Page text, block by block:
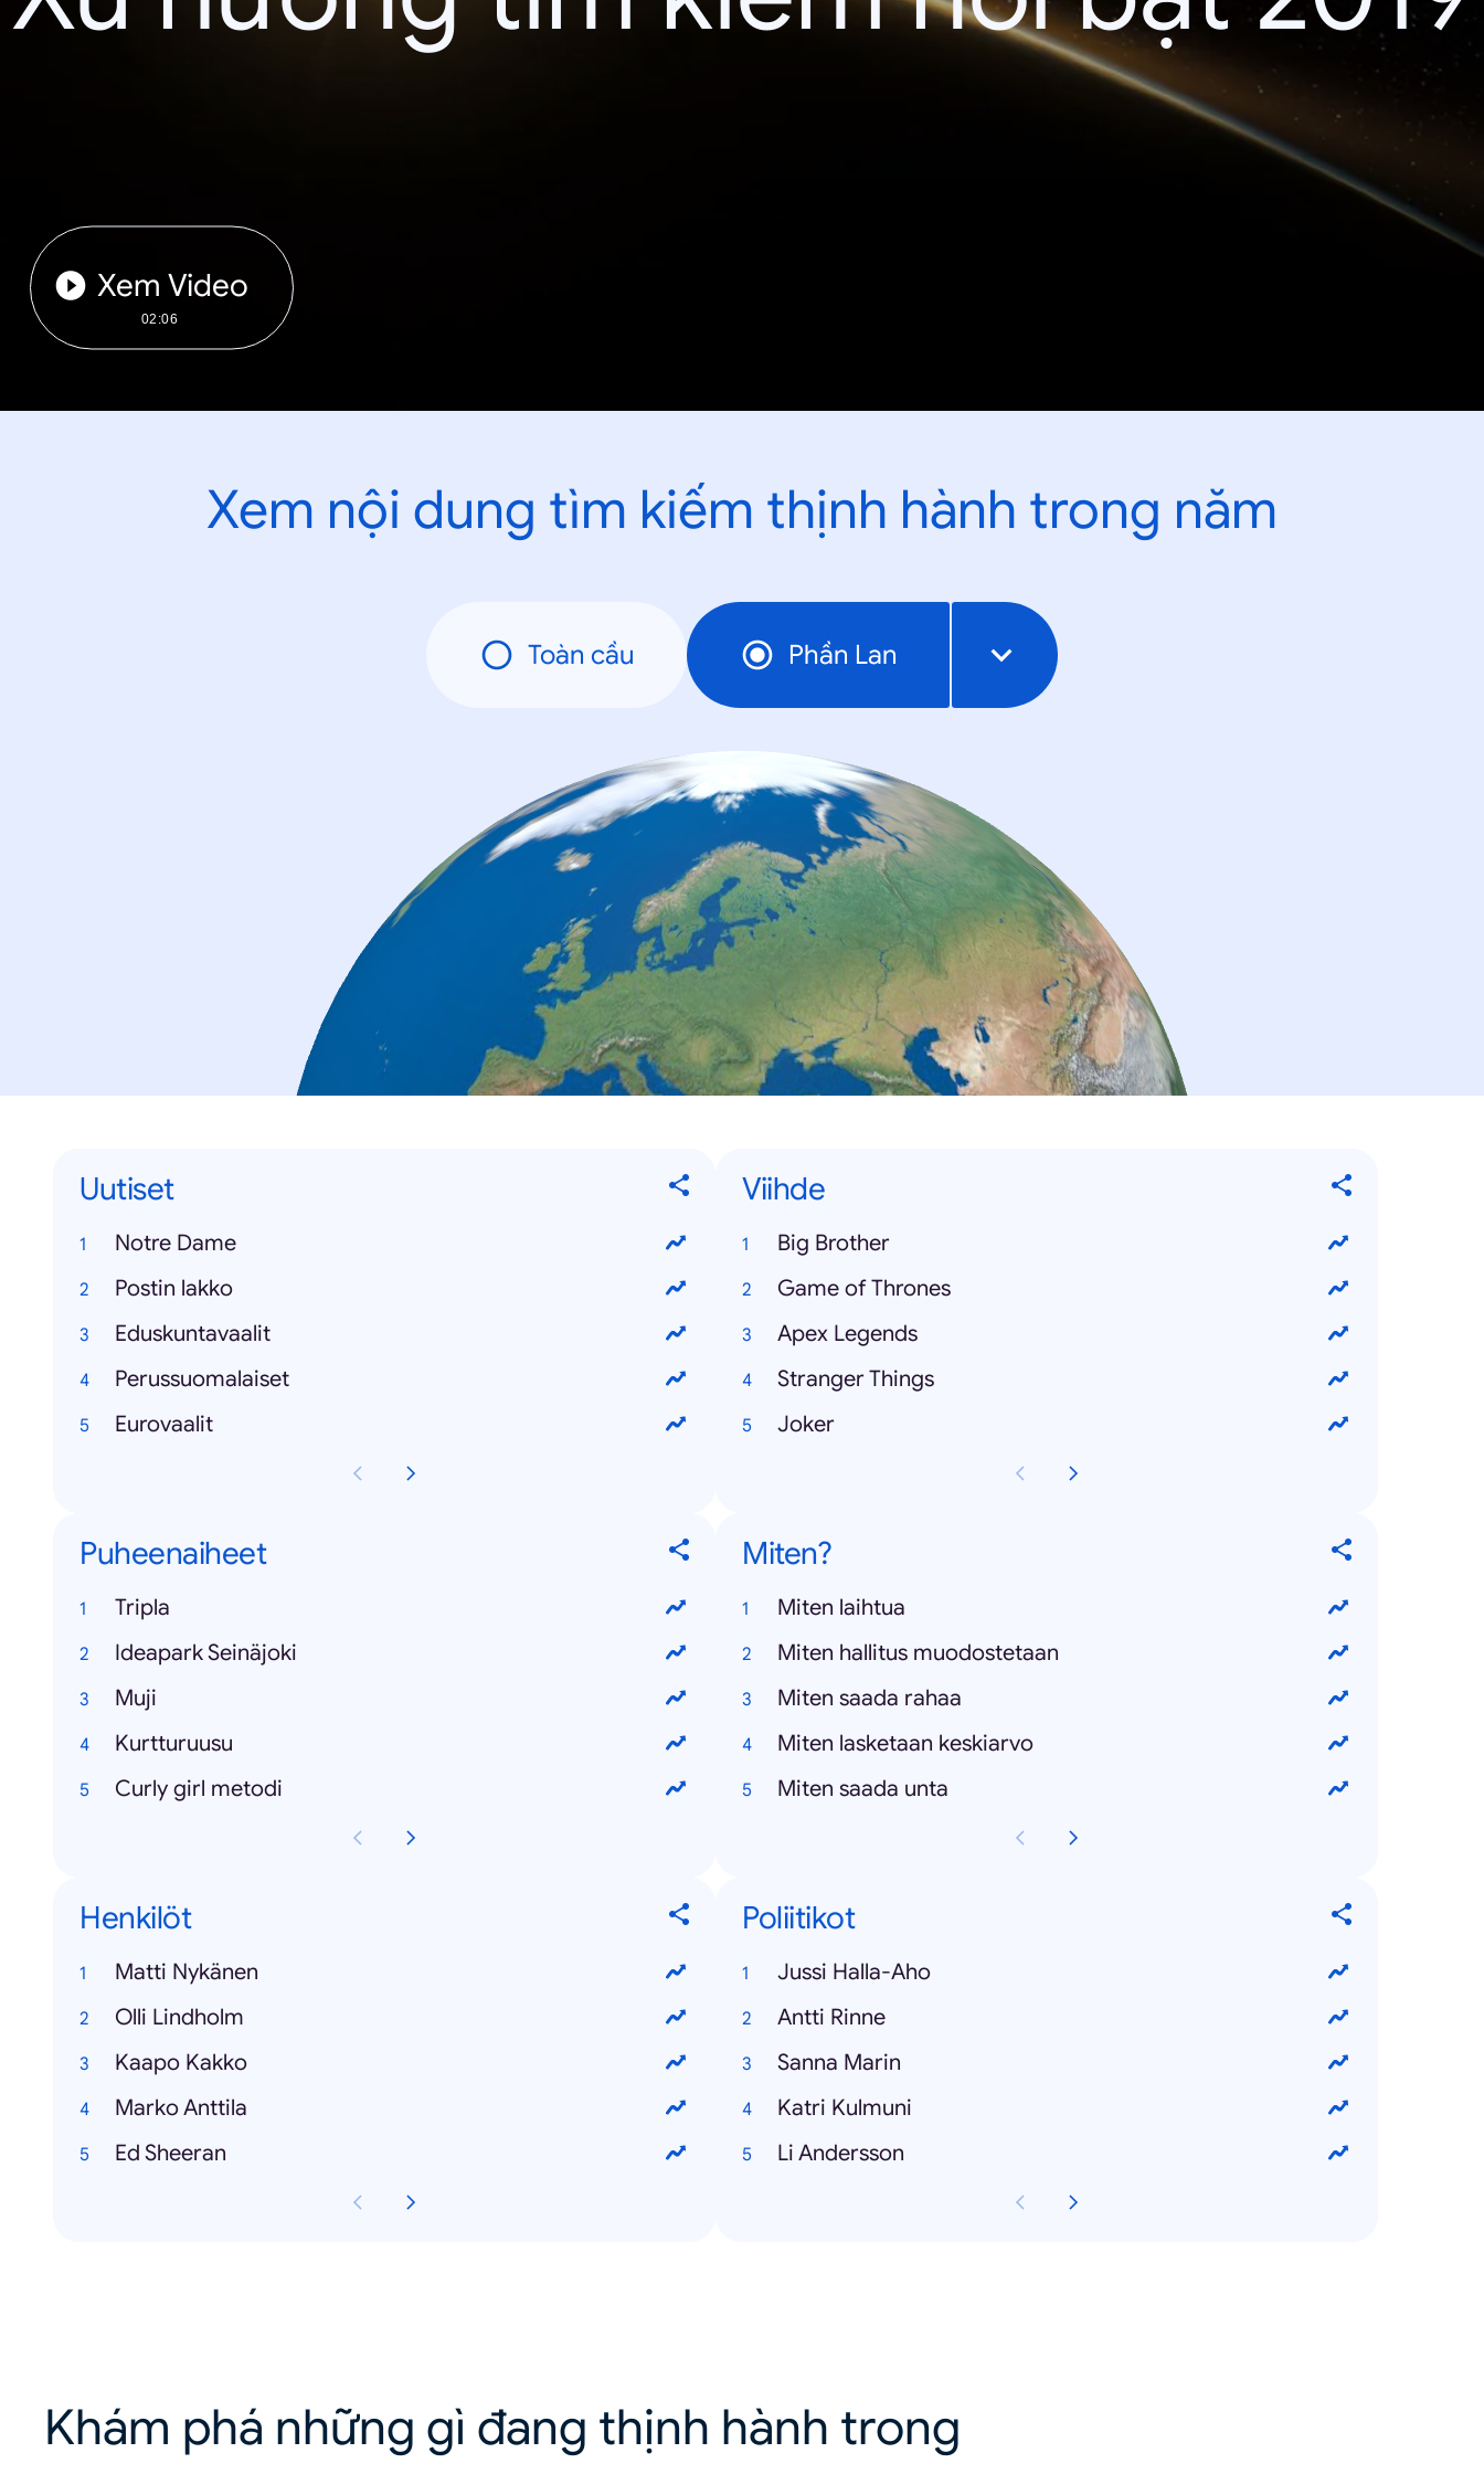
Xem Video
02:06
Xem nội dung tìm kiếm thịnh hành trong năm
Toàn cầu Phần Lan
Uutiset
Notre Dame
Postin lakko
Eduskuntavaalit
Perussuomalaiset
Eurovaalit
Viihde
Big Brother
Game of Thrones
Apex Legends
Stranger Things
Joker
Puheenaiheet
Tripla
Ideapark Seinäjoki
Muji
Kurtturuusu
Curly girl metodi
Miten?
Miten laihtua
Miten hallitus muodostetaan
Miten saada rahaa
Miten lasketaan keskiarvo
Miten saada unta
Henkilöt
Matti Nykänen
Olli Lindholm
Kaapo Kakko
Marko Anttila
Ed Sheeran
Poliitikot
Jussi Halla-Aho
Antti Rinne
Sanna Marin
Katri Kulmuni
Li Andersson
Khám phá những gì đang thịnh hành trong